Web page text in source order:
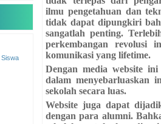
Siswa
ilmu pengetahuan dan
tidak dapat dipungkiri
sangatlah penting.
perkembangan revolusi
komunikasi yang lifetime.
Dengan media website
dalam menyebarluaskan
sekolah secara luas.
Website juga dapat
dengan para alumni.